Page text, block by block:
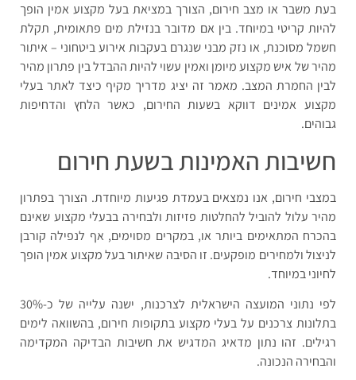
בעת משבר או מצב חירום, הצורך במציאת בעל מקצוע אמין הופך
להיות קריטי במיוחד. בין אם מדובר בנזילת מים פתאומית, תקלת
חשמל מסוכנת, או נזק מבני שנגרם בעקבות אירוע ביטחוני – איתור
מהיר של איש מקצוע מיומן ואמין עשוי להיות ההבדל בין פתרון מהיר
לבין החמרת המצב. מאמר זה יציג מדריך מקיף כיצד לאתר בעלי
מקצוע אמינים דווקא בשעות החירום, כאשר הלחץ והדחיפות
גבוהים.
חשיבות האמינות בשעת חירום
במצבי חירום, אנו נמצאים בעמדת פגיעות מיוחדת. הצורך בפתרון
מהיר עלול להוביל להחלטות פזיזות ולבחירה בבעלי מקצוע שאינם
בהכרח המתאימים ביותר או, במקרים מסוימים, אף לנפילה קורבן
לניצול ולמחירים מופקעים. זו הסיבה שאיתור בעל מקצוע אמין הופך
לחיוני במיוחד.
לפי נתוני המועצה הישראלית לצרכנות, ישנה עלייה של כ-30%
בתלונות צרכנים על בעלי מקצוע בתקופות חירום, בהשוואה לימים
רגילים. זהו נתון מדאיג המדגיש את חשיבות הבדיקה המקדימה
והבחירה הנכונה.